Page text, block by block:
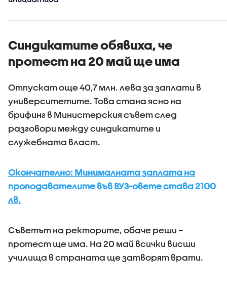
Синдикатите обявиха, че
протест на 20 май ще има
Отпускат още 40,7 млн. лева за заплати в
университетите. Това стана ясно на
брифинг в Министерския съвет след
разговори между синдикатите и
служебната власт.
Окончателно: Минималната заплата на
проподавателите във ВУЗ-овете става 2100
лв.
Съветът на ректорите, обаче реши –
протест ще има. На 20 май всички висши
училища в страната ще затворят врати.